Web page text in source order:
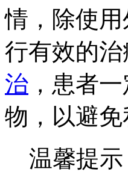
情，除使
行有效的
治 ，患者
物，以避
温馨提示